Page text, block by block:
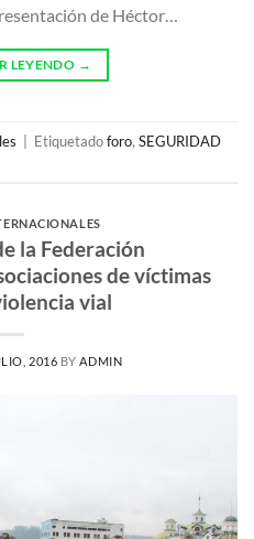
de Héctor…
LEYENDO →
Etiquetadoforo, SEGURIDAD
la Federación
de víctimas
vial
2016 BYADMIN